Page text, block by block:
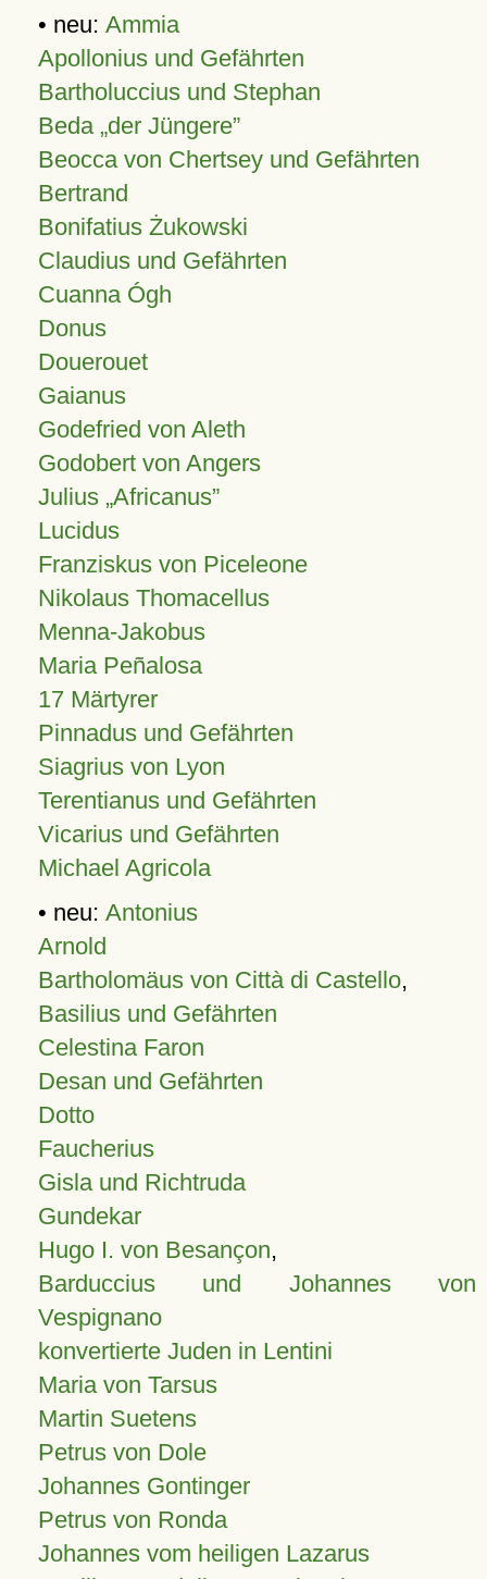
• neu: Ammia
Apollonius und Gefährten
Bartholuccius und Stephan
Beda „der Jüngere”
Beocca von Chertsey und Gefährten
Bertrand
Bonifatius Żukowski
Claudius und Gefährten
Cuanna Ógh
Donus
Douerouet
Gaianus
Godefried von Aleth
Godobert von Angers
Julius Africanus
Lucidus
Franziskus von Piceleone
Nikolaus Thomacellus
Menna-Jakobus
Maria Peñalosa
17 Märtyrer
Pinnadus und Gefährten
Siagrius von Lyon
Terentianus und Gefährten
Vicarius und Gefährten
Michael Agricola
• neu: Antonius
Arnold
Bartholomäus von Città di Castello,
Basilius und Gefährten
Celestina Faron
Desan und Gefährten
Dotto
Faucherius
Gisla und Richtruda
Gundekar
Hugo I. von Besançon,
Barduccius und Johannes von
Vespignano
konvertierte Juden in Lentini
Maria von Tarsus
Martin Suetens
Petrus von Dole
Johannes Gontinger
Petrus von Ronda
Johannes vom heiligen Lazarus